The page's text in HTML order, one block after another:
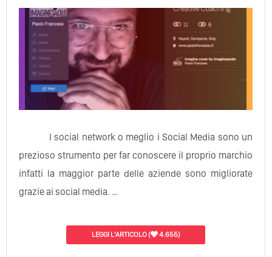
I social network o meglio i Social Media sono un
prezioso strumento per far conoscere il proprio marchio
infatti la maggior parte delle aziende sono migliorate
grazie ai social media. …
LEGGI L'ARTICOLO( 4.655)